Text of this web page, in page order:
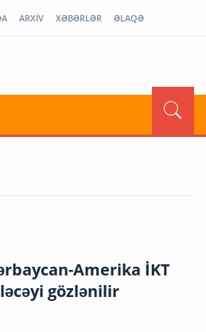
ARXİV XƏBƏRLƏR ƏLAQƏ
Amerika İKT
gözlənilir